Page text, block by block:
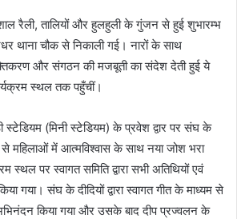
रैली, तालियों और हुलहुली के गुंजन से हुई शुभारम्भ
थाना चौक से निकाली गई। नारों के साथ
और संगठन की मजबूती का संदेश देती हुई ये
स्थल तक पहुँचीं।
स्टेडियम (मिनी स्टेडियम) के प्रवेश द्वार पर संघ के
से महिलाओं में आत्मविश्वास के साथ नया जोश भरा
स्थल पर स्वागत समिति द्वारा सभी अतिथियों एवं
गया। संघ के दीदियों द्वारा स्वागत गीत के माध्यम से
किया गया और उसके बाद दीप प्रज्वलन के